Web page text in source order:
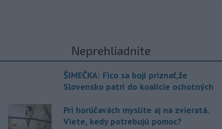
Neprehliadnite
ŠIMEČKA: Fico sa bojí priznať,že
Slovensko patrí do koalície ochotných
Pri horúčavách myslite aj na zvieratá.
Viete, kedy potrebujú pomoc?